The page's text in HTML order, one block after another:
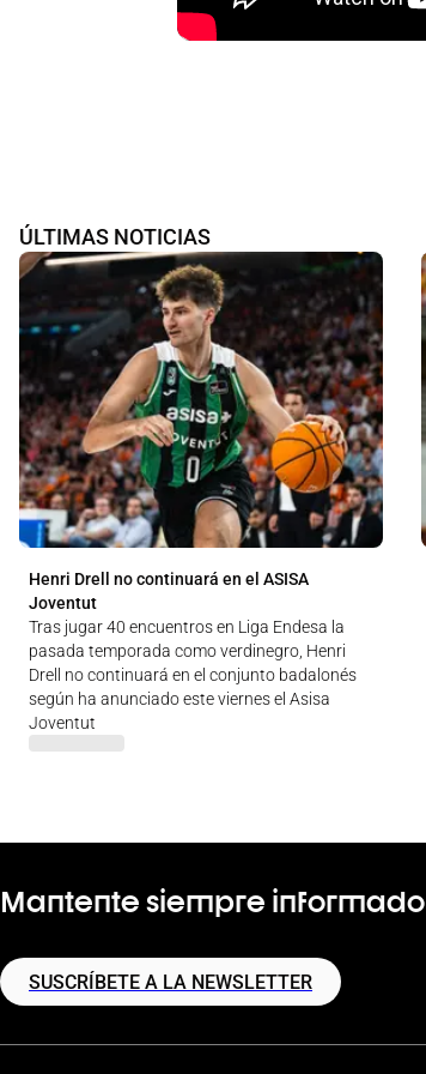
ÚLTIMAS NOTICIAS
Henri Drell no continuará en el ASISA
Joventut
Tras jugar 40 encuentros en Liga Endesa la
pasada temporada como verdinegro, Henri
Drell no continuará en el conjunto badalonés
según ha anunciado este viernes el Asisa
Joventut
Mantente siempre informado
SUSCRÍBETE A LA NEWSLETTER